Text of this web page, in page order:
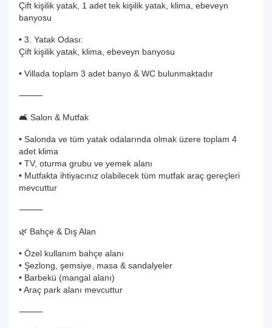
Çift kişilik yatak, 1 adet tek kişilik yatak, klima, ebeveyn
banyosu
• 3. Yatak Odası:
Çift kişilik yatak, klima, ebeveyn banyosu
• Villada toplam 3 adet banyo & WC bulunmaktadır
⸻
🛋️ Salon & Mutfak
• Salonda ve tüm yatak odalarında olmak üzere toplam 4
adet klima
• TV, oturma grubu ve yemek alanı
• Mutfakta ihtiyacınız olabilecek tüm mutfak araç gereçleri
mevcuttur
⸻
🌿 Bahçe & Dış Alan
• Özel kullanım bahçe alanı
• Şezlong, şemsiye, masa & sandalyeler
• Barbekü (mangal alanı)
• Araç park alanı mevcuttur
⸻